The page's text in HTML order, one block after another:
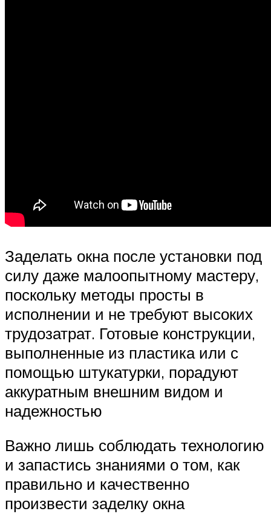
Заделать окна после установки под
силу даже малоопытному мастеру,
поскольку методы просты в
исполнении и не требуют высоких
трудозатрат. Готовые конструкции,
выполненные из пластика или с
помощью штукатурки, порадуют
аккуратным внешним видом и
надежностью
Важно лишь соблюдать технологию
и запастись знаниями о том, как
правильно и качественно
произвести заделку окна